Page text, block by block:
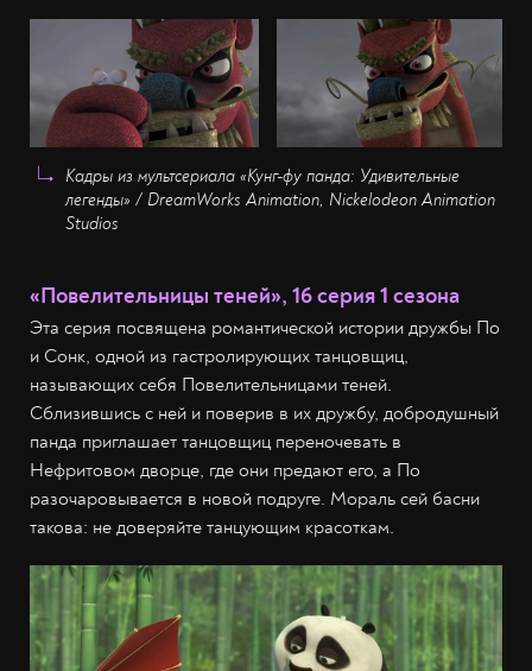
Кадры из мультсериала «Кунг-фу панда: Удивительные
легенды» / DreamWorks Animation, Nickelodeon Animation
Studios
«Повелительницы теней», 16 серия 1 сезона
Эта серия посвящена романтической истории дружбы По
и Сонк, одной из гастролирующих танцовщиц,
называющих себя Повелительницами теней.
Сблизившись с ней и поверив в их дружбу, добродушный
панда приглашает танцовщиц переночевать в
Нефритовом дворце, где они предают его, а По
разочаровывается в новой подруге. Мораль сей басни
такова: не доверяйте танцующим красоткам.